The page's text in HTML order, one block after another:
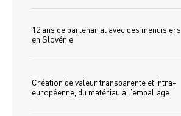
12 ans de partenariat avec des menuisiers
en Slovénie
Création de valeur transparente et intra-
européenne, du matériau à l'emballage